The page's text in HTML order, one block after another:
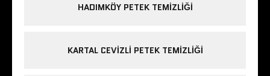
HADIMKÖY PETEK TEMIZLIĞI
KARTAL CEVIZLI PETEK TEMIZLIĞI